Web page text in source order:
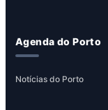
Agenda do Porto
Notícias do Porto